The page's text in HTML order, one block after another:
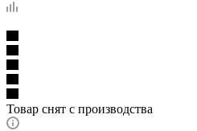
Товар снят с производства